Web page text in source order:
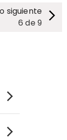
siguiente
6 de9